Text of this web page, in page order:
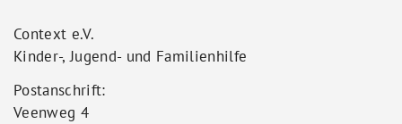
Context e.V.
Kinder-, Jugend- und Familienhilfe
Postanschrift:
Veenweg 4